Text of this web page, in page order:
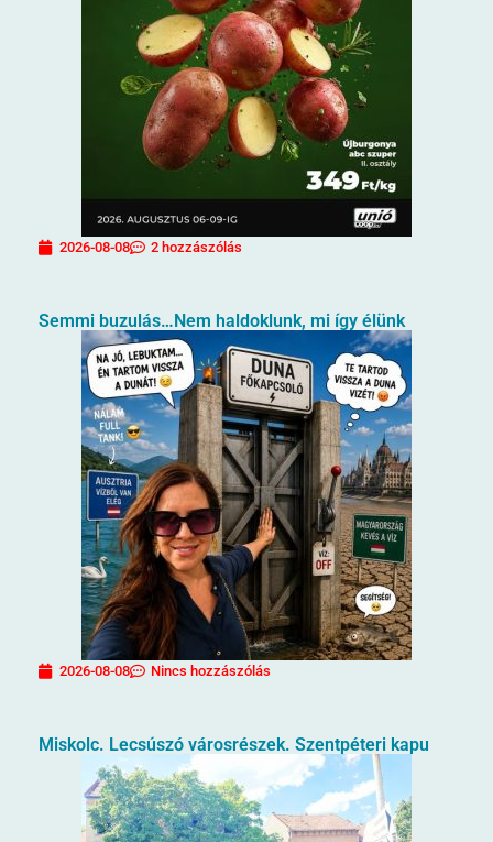
2026-08-08 2 hozzászólás
Semmi buzulás…Nem haldoklunk, mi így élünk
2026-08-08 Nincs hozzászólás
Miskolc. Lecsúszó városrészek. Szentpéteri kapu